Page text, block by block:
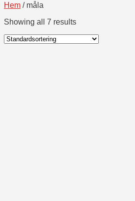
Hem /måla
Showing all 7 results